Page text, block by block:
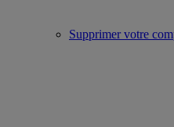
Supprimer votre